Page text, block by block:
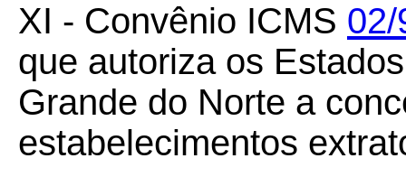
XI - Convênio ICMS 02/
que autoriza os
Grande do Norte a
estabelecimentos